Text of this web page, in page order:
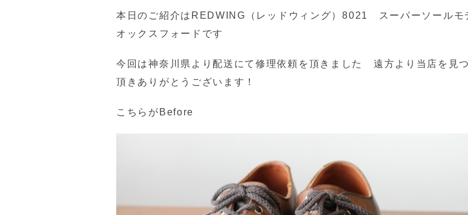
本日のご紹介はREDWING（レッドウィング）8021 スーパーソールモ
オックスフォードです
今回は神奈川県より配送にて修理依頼を頂きました 遠方より当店を見
頂きありがとうございます！
こちらがBefore